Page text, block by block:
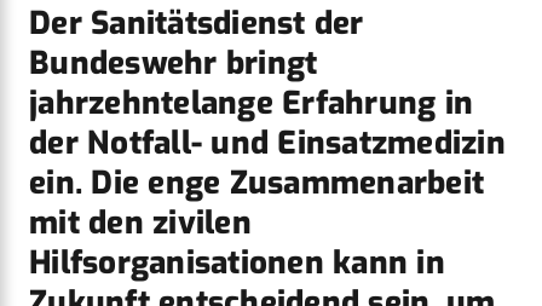
Der Sanitätsdienst der
Bundeswehr bringt
jahrzehntelange Erfahrung in
der Notfall- und Einsatzmedizin
ein. Die enge Zusammenarbeit
mit den zivilen
Hilfsorganisationen kann in